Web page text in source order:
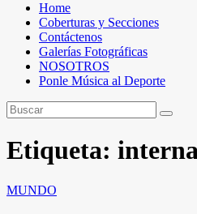
Home
Coberturas y Secciones
Contáctenos
Galerías Fotográficas
NOSOTROS
Ponle Música al Deporte
Etiqueta:
MUNDO